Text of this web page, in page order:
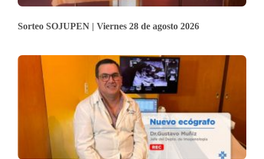
Sorteo SOJUPEN | Viernes 28 de agosto 2026